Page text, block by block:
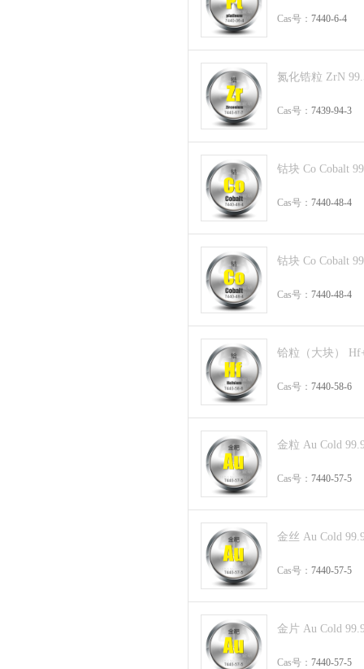
Cas号： 7440-6-4
氮化锆粒 ZrN
Cas号： 7439-94-3
钴块 Co Cobalt
Cas号： 7440-48-4
钴块 Co Cobalt
Cas号： 7440-48-4
铪粒（大块）
Cas号： 7440-58-6
金粒 Au Cold
Cas号： 7440-57-5
金丝 Au Cold
Cas号： 7440-57-5
金片 Au Cold
Cas号： 7440-57-5